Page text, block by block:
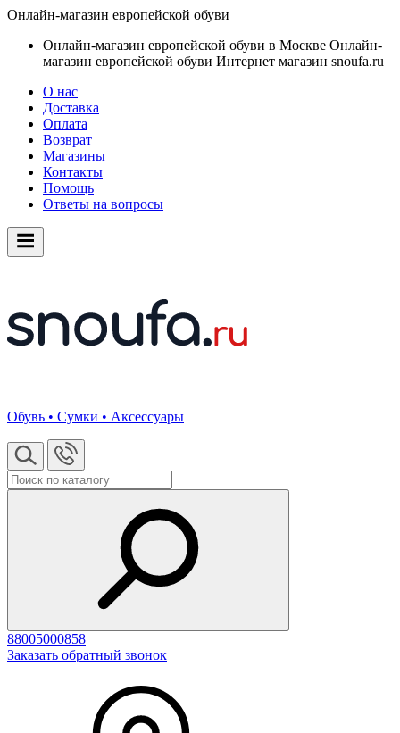
Онлайн-магазин европейской обуви
Онлайн-магазин европейской обуви в Москве Онлайн-
магазин европейской обуви Интернет магазин snoufa.ru
О нас
Доставка
Оплата
Возврат
Магазины
Контакты
Помощь
Ответы на вопросы
Обувь • Сумки • Аксессуары
88005000858
Заказать обратный звонок